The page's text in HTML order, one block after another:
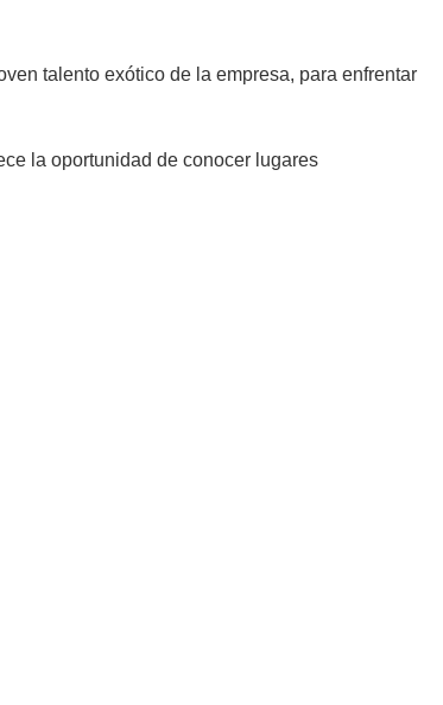
talento exótico de la empresa, para enfrentar
la oportunidad de conocer lugares